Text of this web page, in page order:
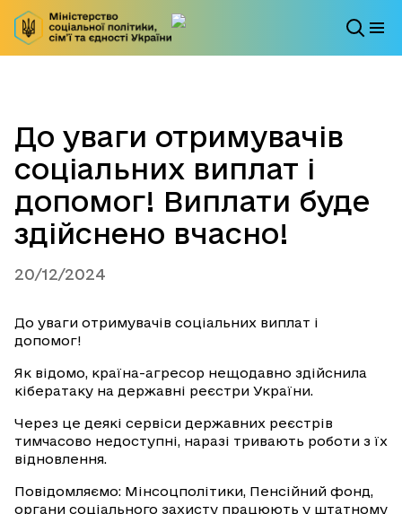
До уваги отримувачів
соціальних виплат і
допомог! Виплати буде
здійснено вчасно!
20/12/2024
До уваги отримувачів соціальних виплат і
допомог!
Як відомо, країна-агресор нещодавно здійснила
кібератаку на державні реєстри України.
Через це деякі сервіси державних реєстрів
тимчасово недоступні, наразі тривають роботи з їх
відновлення.
Повідомляємо: Мінсоцполітики, Пенсійний фонд,
органи соціального захисту працюють у штатному